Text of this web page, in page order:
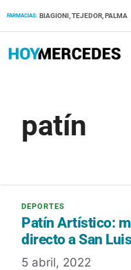
FARMACIAS: BIAGIONI, TEJEDOR, PALMA
patín
Patín Artístico:
directo a San Luis
5 abril, 2022